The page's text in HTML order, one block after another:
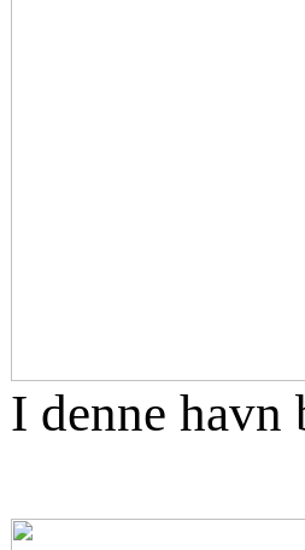
I denne havn